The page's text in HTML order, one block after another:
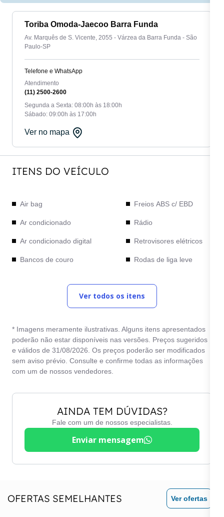
Toriba Omoda-Jaecoo Barra Funda
Av. Marquês de S. Vicente, 2055 - Várzea da Barra Funda - São
Paulo-SP
Telefone e WhatsApp
Atendimento
(11) 2500-2600
Segunda a Sexta: 08:00h às 18:00h
Sábado: 09:00h às 17:00h
Ver no mapa
ITENS DO VEÍCULO
Air bag
Ar condicionado
Ar condicionado digital
Bancos de couro
Computador de bordo
Entrada USB
Freios ABS
Freios ABS c/ EBD
Rádio
Retrovisores elétricos
Rodas de liga leve
Teto solar
Trio elétrico
Ver todos os itens
* Imagens meramente ilustrativas. Alguns itens apresentados
poderão não estar disponíveis nas versões. Preços sugeridos
e válidos de 31/08/2026. Os preços poderão ser modificados
sem aviso prévio. Consulte e confirme todas as informações
com um de nossos vendedores.
AINDA TEM DÚVIDAS?
Fale com um de nossos especialistas.
Enviar mensagem
OFERTAS SEMELHANTES Ver ofertas